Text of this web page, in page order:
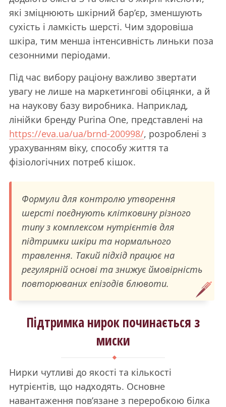
які зміцнюють шкірний бар’єр, зменшують
сухість і ламкість шерсті. Чим здоровіша
шкіра, тим менша інтенсивність линьки поза
сезонними періодами.
Під час вибору раціону важливо звертати
увагу не лише на маркетингові обіцянки, а й
на наукову базу виробника. Наприклад,
лінійки бренду Purina One, представлені на
https://eva.ua/ua/brnd-200998/, розроблені з
урахуванням віку, способу життя та
фізіологічних потреб кішок.
Формули для контролю утворення
шерсті поєднують клітковину різного
типу з комплексом нутрієнтів для
підтримки шкіри та нормального
травлення. Такий підхід працює на
регулярній основі та знижує ймовірність
повторюваних епізодів блювоти.
Підтримка нирок починається з
миски
Нирки чутливі до якості та кількості
нутрієнтів, що надходять. Основне
навантаження пов’язане з переробкою білка